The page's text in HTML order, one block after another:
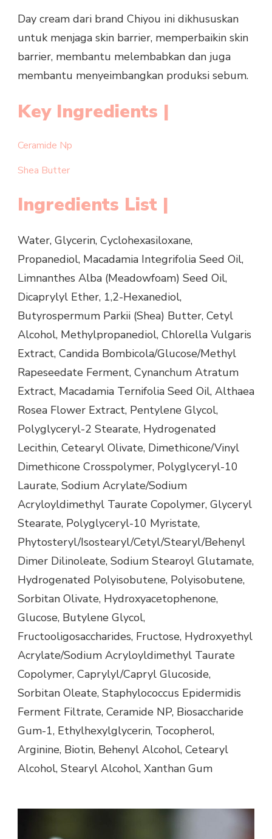
Day cream dari brand Chiyou ini dikhususkan
untuk menjaga skin barrier, memperbaikin skin
barrier, membantu melembabkan dan juga
membantu menyeimbangkan produksi sebum.
Key Ingredients |
Ceramide Np
Shea Butter
Ingredients List |
Water, Glycerin, Cyclohexasiloxane,
Propanediol, Macadamia Integrifolia Seed Oil,
Limnanthes Alba (Meadowfoam) Seed Oil,
Dicaprylyl Ether, 1,2-Hexanediol,
Butyrospermum Parkii (Shea) Butter, Cetyl
Alcohol, Methylpropanediol, Chlorella Vulgaris
Extract, Candida Bombicola/Glucose/Methyl
Rapeseedate Ferment, Cynanchum Atratum
Extract, Macadamia Ternifolia Seed Oil, Althaea
Rosea Flower Extract, Pentylene Glycol,
Polyglyceryl-2 Stearate, Hydrogenated
Lecithin, Cetearyl Olivate, Dimethicone/Vinyl
Dimethicone Crosspolymer, Polyglyceryl-10
Laurate, Sodium Acrylate/Sodium
Acryloyldimethyl Taurate Copolymer, Glyceryl
Stearate, Polyglyceryl-10 Myristate,
Phytosteryl/Isostearyl/Cetyl/Stearyl/Behenyl
Dimer Dilinoleate, Sodium Stearoyl Glutamate,
Hydrogenated Polyisobutene, Polyisobutene,
Sorbitan Olivate, Hydroxyacetophenone,
Glucose, Butylene Glycol,
Fructooligosaccharides, Fructose, Hydroxyethyl
Acrylate/Sodium Acryloyldimethyl Taurate
Copolymer, Caprylyl/Capryl Glucoside,
Sorbitan Oleate, Staphylococcus Epidermidis
Ferment Filtrate, Ceramide NP, Biosaccharide
Gum-1, Ethylhexylglycerin, Tocopherol,
Arginine, Biotin, Behenyl Alcohol, Cetearyl
Alcohol, Stearyl Alcohol, Xanthan Gum